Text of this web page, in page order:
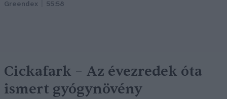
Greendex 55:58
Cickafark – Az évezredek óta
ismert gyógynövény